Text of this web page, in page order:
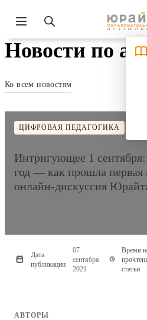
Новости по
Ко всем новостям
ЦИФРОВАЯ ПЕДАГОГИКА
Интригующее 1
год — как прошла первая
онлайн-дискуссия
Дата
публикации
07
сентября
2021
Время
статьи
АВТОРЫ